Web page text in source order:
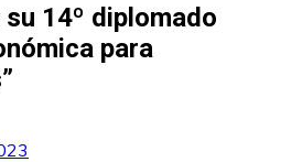
su 14º diplomado
para